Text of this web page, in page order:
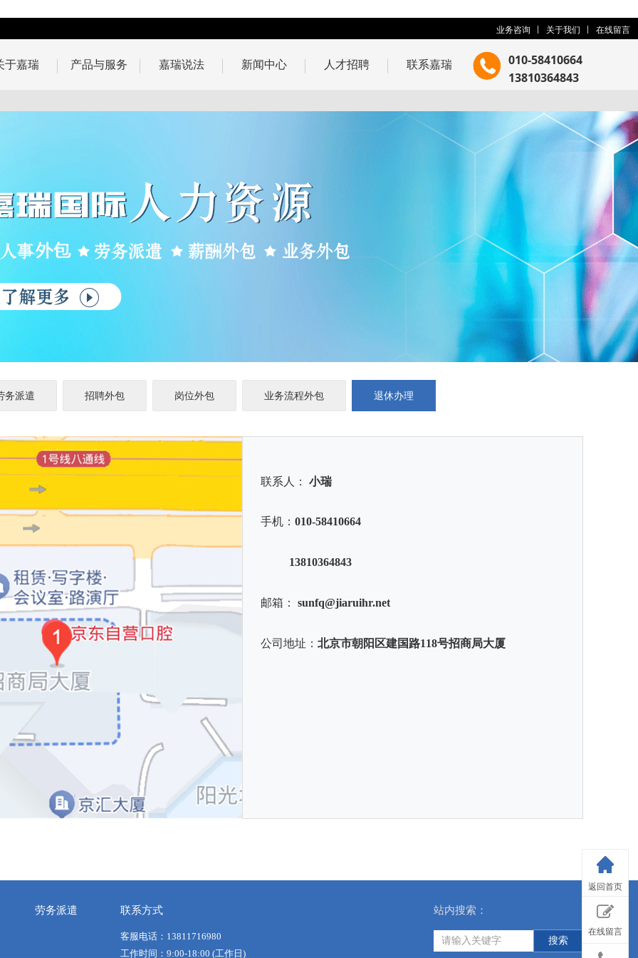
业务咨询 关于我们 在线留言
于嘉瑞 产品与服务 嘉瑞说法 新闻中心 人才招聘 联系嘉瑞
010-58410664
13810364843
务派遣 招聘外包 岗位外包 业务流程外包 退休办理
联系人： 小瑞
手机： 010-58410664
13810364843
邮箱： sunfq@jiaruihr.net
公司地址： 北京市朝阳区建国路118号招商局大厦
劳务派遣 联系方式
客服电话：13811716980
工作时间：9:00-18:00 (工作日)
站内搜索：
搜索
返回首页
在线留言